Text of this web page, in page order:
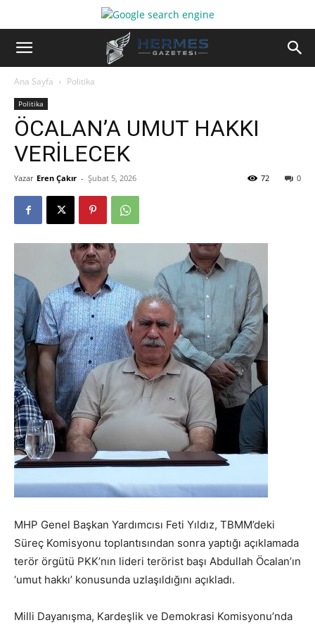
Ana Sayfa Politika
Politika
ÖCALAN’A UMUT HAKKI
VERİLECEK
Yazar Eren Çakır - Şubat 5, 2026 0
72
MHP Genel Başkan Yardımcısı Feti Yıldız, TBMM’deki
Süreç Komisyonu toplantısından sonra yaptığı açıklamada
terör örgütü PKK’nın lideri terörist başı Abdullah Öcalan’ın
‘umut hakkı’ konusunda uzlaşıldığını açıkladı.
Milli Dayanışma, Kardeşlik ve Demokrasi Komisyonu’nda